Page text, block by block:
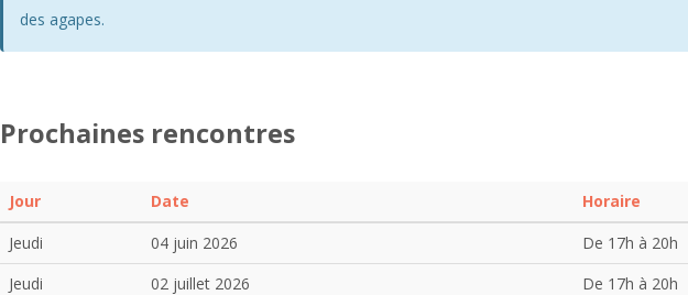
des agapes.
Prochaines rencontres
Jour Date
Horaire
Jeudi
04 juin 2026
De 17h à 20h
Jeudi
02 juillet 2026
De 17h à 20h